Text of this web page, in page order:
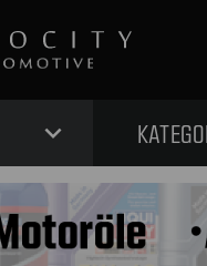
expand_more